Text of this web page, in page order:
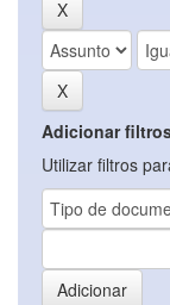
Adicionar
Utilizar filtros